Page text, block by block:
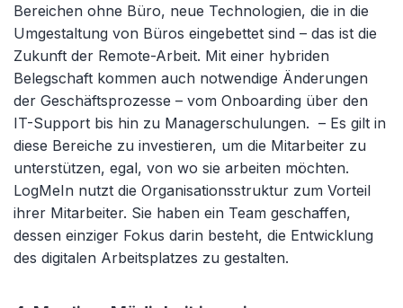
Bereichen ohne Büro, neue Technologien, die in die
Umgestaltung von Büros eingebettet sind – das ist die
Zukunft der Remote-Arbeit. Mit einer hybriden
Belegschaft kommen auch notwendige Änderungen
der Geschäftsprozesse – vom Onboarding über den
IT-Support bis hin zu Managerschulungen. – Es gilt in
diese Bereiche zu investieren, um die Mitarbeiter zu
unterstützen, egal, von wo sie arbeiten möchten.
LogMeIn nutzt die Organisationsstruktur zum Vorteil
ihrer Mitarbeiter. Sie haben ein Team geschaffen,
dessen einziger Fokus darin besteht, die Entwicklung
des digitalen Arbeitsplatzes zu gestalten.